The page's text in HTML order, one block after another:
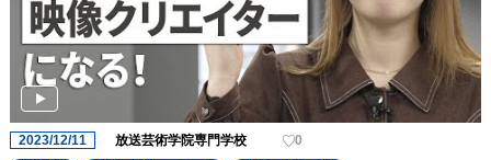
2023/12/11 放送芸術学院専門学校
0